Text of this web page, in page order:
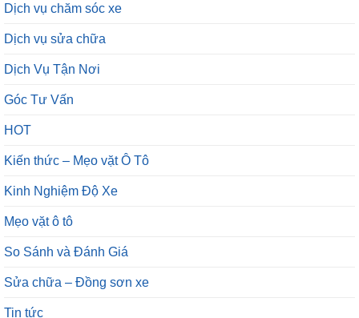
Dịch vụ chăm sóc xe
Dịch vụ sửa chữa
Dịch Vụ Tận Nơi
Góc Tư Vấn
HOT
Kiến thức – Mẹo vặt Ô Tô
Kinh Nghiệm Độ Xe
Mẹo vặt ô tô
So Sánh và Đánh Giá
Sửa chữa – Đồng sơn xe
Tin tức